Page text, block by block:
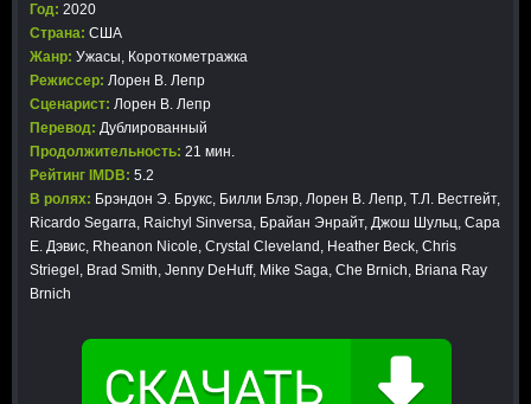
Год: 2020
Страна: США
Жанр: Ужасы, Короткометражка
Режиссер: Лорен В. Лепр
Сценарист: Лорен В. Лепр
Перевод: Дублированный
Продолжительность: 21 мин.
Рейтинг IMDB: 5.2
В ролях: Брэндон Э. Брукс, Билли Блэр, Лорен В. Лепр, Т.Л. Вестгейт,
Ricardo Segarra, Raichyl Sinversa, Брайан Энрайт, Джош Шульц, Сара
Е. Дэвис, Rheanon Nicole, Crystal Cleveland, Heather Beck, Chris
Striegel, Brad Smith, Jenny DeHuff, Mike Saga, Che Brnich, Briana Ray
Brnich